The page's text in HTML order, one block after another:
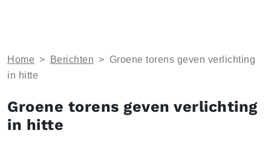
Home > Berichten > Groene torens geven verlichting
in hitte
Groene torens geven verlichting
in hitte